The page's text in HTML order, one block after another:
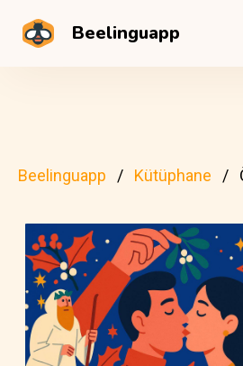
Beelinguapp
Beelinguapp Kütüphane